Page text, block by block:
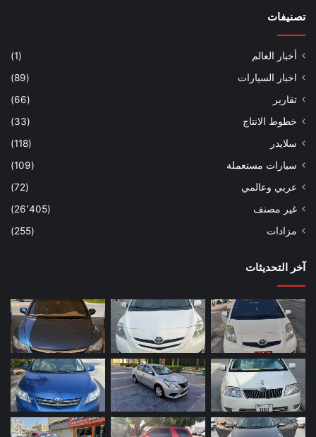
تصنيفات
أخبار العالم
(1)
اخبار السيارات
(89)
تقارير
(66)
خطوط الانتاج
(33)
سلايدر
(118)
سيارات مستعملة
(109)
عربي وعالمي
(72)
غير مصنف
(26٬405)
مزادات
(255)
آخر التحديثات